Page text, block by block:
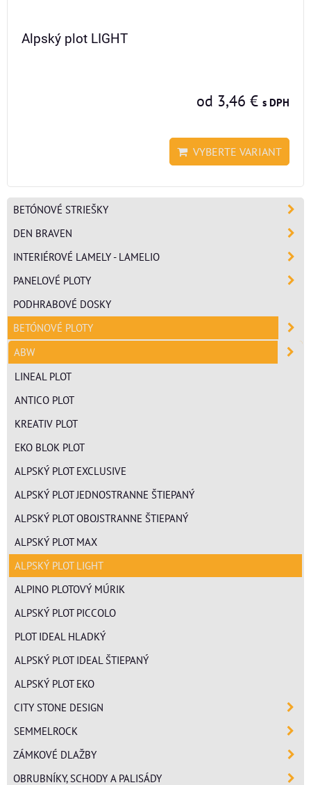
Alpský plot LIGHT
od 3,46 € s DPH
VYBERTE VARIANT
BETÓNOVÉ STRIEŠKY
DEN BRAVEN
INTERIÉROVÉ LAMELY - LAMELIO
PANELOVÉ PLOTY
PODHRABOVÉ DOSKY
BETÓNOVÉ PLOTY
ABW
LINEAL PLOT
ANTICO PLOT
KREATIV PLOT
EKO BLOK PLOT
ALPSKÝ PLOT EXCLUSIVE
ALPSKÝ PLOT JEDNOSTRANNE ŠTIEPANÝ
ALPSKÝ PLOT OBOJSTRANNE ŠTIEPANÝ
ALPSKÝ PLOT MAX
ALPSKÝ PLOT LIGHT
ALPINO PLOTOVÝ MÚRIK
ALPSKÝ PLOT PICCOLO
PLOT IDEAL HLADKÝ
ALPSKÝ PLOT IDEAL ŠTIEPANÝ
ALPSKÝ PLOT EKO
CITY STONE DESIGN
SEMMELROCK
ZÁMKOVÉ DLAŽBY
OBRUBNÍKY, SCHODY A PALISÁDY